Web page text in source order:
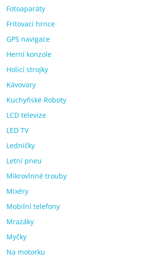
Fotoaparáty
Fritovací hrnce
GPS navigace
Herní konzole
Holicí strojky
Kávovary
Kuchyňské Roboty
LCD televize
LED TV
Ledničky
Letní pneu
Mikrovlnné trouby
Mixéry
Mobilní telefony
Mrazáky
Myčky
Na motorku